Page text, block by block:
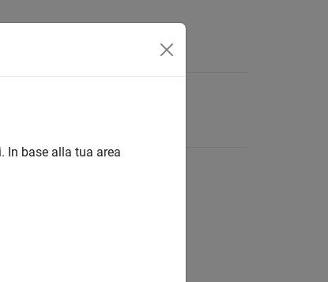
In base alla tua area